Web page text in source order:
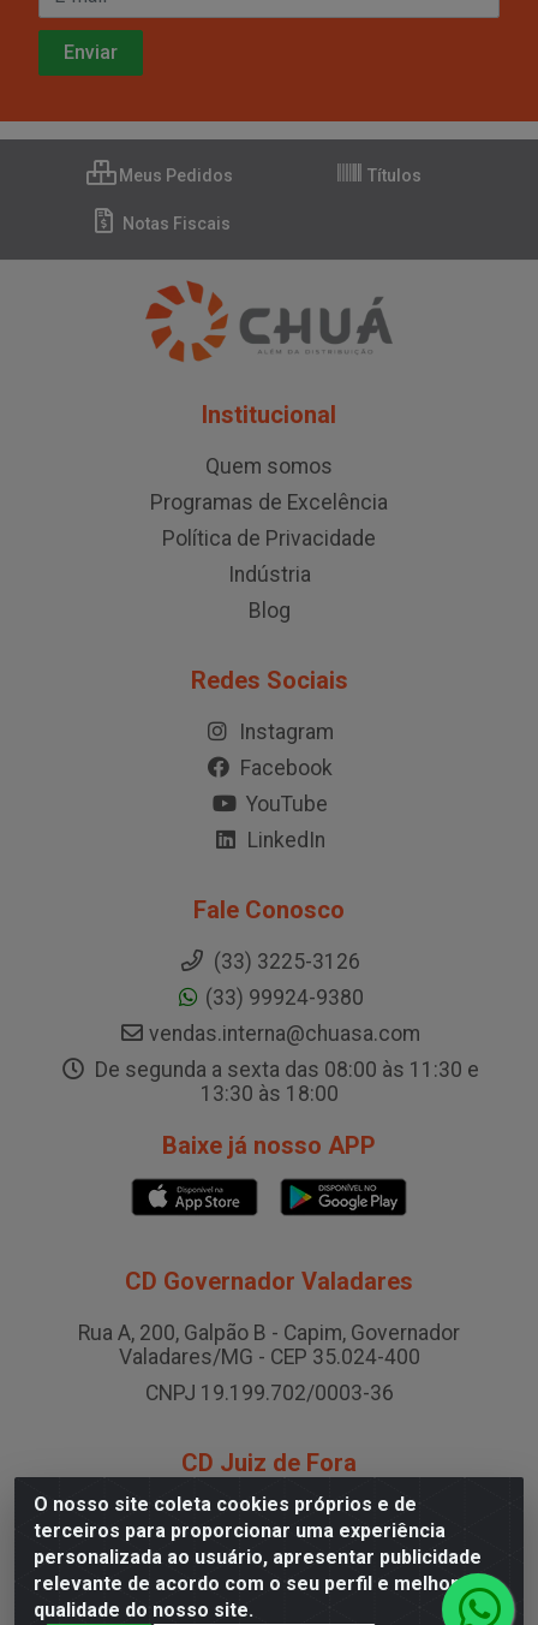
O nosso site coleta cookies próprios e de
terceiros para proporcionar uma experiência
personalizada ao usuário, apresentar publicidade
relevante de acordo com o seu perfil e melhorar a
qualidade do nosso site.
Meus Pedidos Títulos
Notas Fiscais
Institucional
Quem somos
Programas de Excelência
Política de Privacidade
Indústria
Blog
Redes Sociais
Instagram
Facebook
YouTube
LinkedIn
Fale Conosco
(33) 3225-3126
(33) 99924-9380
vendas.interna@chuasa.com
De segunda a sexta das 08:00 às 11:30 e
13:30 às 18:00
Baixe já nosso APP
CD Governador Valadares
Rua A, 200, Galpão B - Capim, Governador
Valadares/MG - CEP 35.024-400
CNPJ 19.199.702/0003-36
CD Juiz de Fora
Rodovia BR-040 , Nº 0, Área B2 Condominio Brasil
LOG - São Pedro, Juiz de Fora/MG
CNPJ 19.199.702/0005-06